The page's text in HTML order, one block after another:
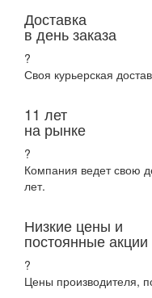
Доставка
в день заказа
?
Своя курьерская
11 лет
на рынке
?
Компания ведет свою
лет.
Низкие цены и
постоянные акции
?
Цены производителя,